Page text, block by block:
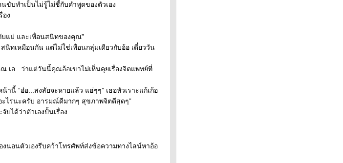
ขับทำเป็นไม่รู้ไม่ชี้กับคำพูดของตัวเอง
อง
บแม่ และเพื่อนสนิทของคุณ”
ทเหมือนกัน แต่ไม่ใช่เพื่อนกลุ่มเดียวกับอ้อ เดี๋ยววัน
เอ...ว่าแต่วันนี้คุณอ้อเขาไม่เห็นคุยเรื่องจิตแพทย์ที่
านี้ “อ๋อ...สงสัยจะหายแล้ว แฮ่ๆๆ” เธอหัวเราะแก้เก้อ
ไรนะครับ อารมณ์ดีมากๆ สุขภาพจิตดีสุดๆ”
บได้ว่าตัวเองปั้นเรื่อง
นอนตัวเองรีบคว้าโทรศัพท์ส่งข้อความทางไลน์หาอ้อ